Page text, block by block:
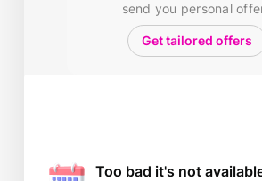
send you personal
Get tailored offers
Too bad it's not